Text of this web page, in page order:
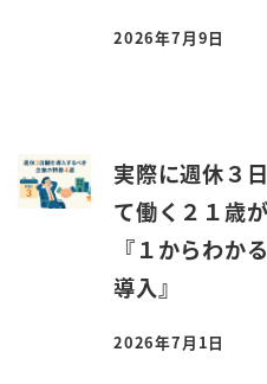
投稿日
2026年7月9日
実際に週休３
て働く２１歳
『１からわか
導入』
投稿日
2026年7月1日